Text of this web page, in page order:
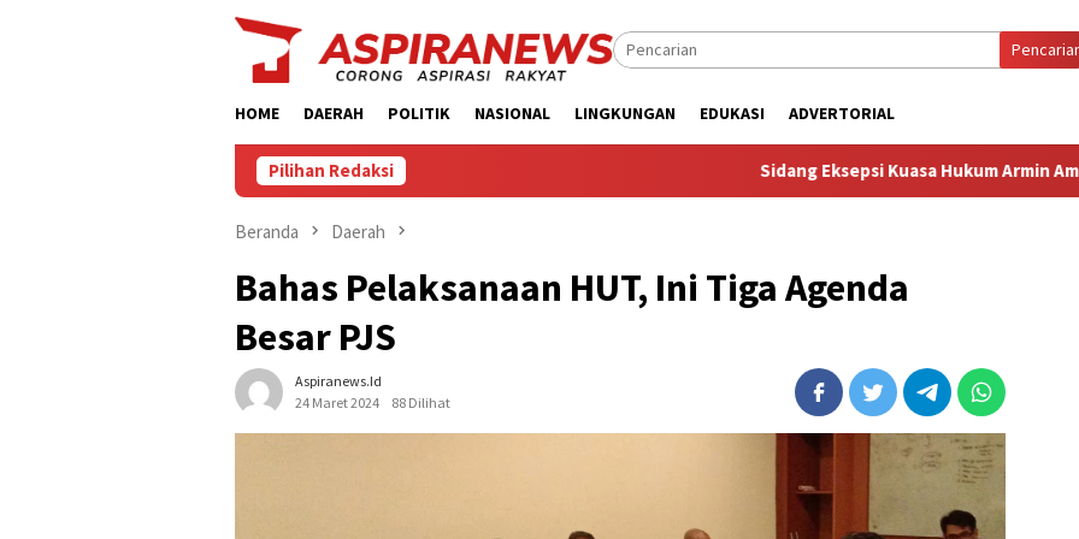
HOME DAERAH POLITIK NASIONAL LINGKUNGAN EDUKASI ADVERTORIAL
Pilihan Redaksi ‎Sidang Eksepsi Kuasa Hukum Armin Amin Sebut
Beranda Daerah
Bahas Pelaksanaan HUT, Ini Tiga Agenda
Besar PJS
Aspiranews.id
24 Maret 2024
88 Dilihat